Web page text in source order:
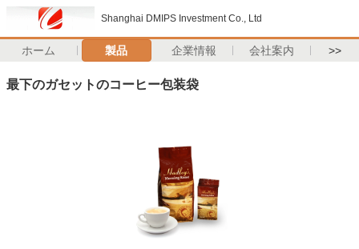
Shanghai DMIPS Investment Co., Ltd
ホーム 製品 企業情報 会社案内 >>
最下のガセットのコーヒー包装袋